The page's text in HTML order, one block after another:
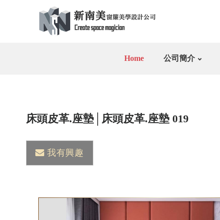
Home 公司簡介
床頭皮革.座墊│床頭皮革.座墊 019
我有興趣